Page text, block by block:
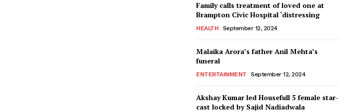
Family calls treatment of loved one at
Brampton Civic Hospital ‘distressing
HEALTH September 12, 2024
Malaika Arora’s father Anil Mehta’s
funeral
ENTERTAINMENT September 12, 2024
Akshay Kumar led Housefull 5 female star-
cast locked by Sajid Nadiadwala